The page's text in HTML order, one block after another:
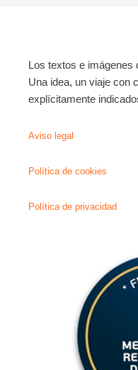
Los textos e imágenes
Una idea, un viaje con
explícitamente
Aviso legal
Política de cookies
Política de privacidad